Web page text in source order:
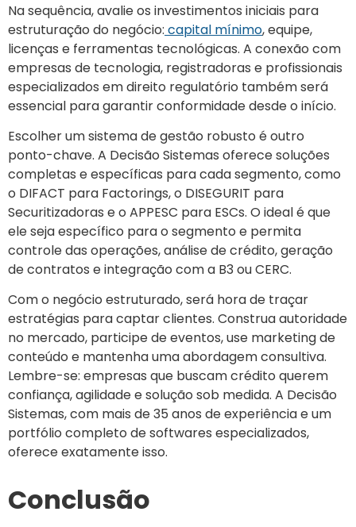
Na sequência, avalie os investimentos iniciais para
estruturação do negócio: capital mínimo, equipe,
licenças e ferramentas tecnológicas. A conexão com
empresas de tecnologia, registradoras e profissionais
especializados em direito regulatório também será
essencial para garantir conformidade desde o início.
Escolher um sistema de gestão robusto é outro
ponto-chave. A Decisão Sistemas oferece soluções
completas e específicas para cada segmento, como
o DIFACT para Factorings, o DISEGURIT para
Securitizadoras e o APPESC para ESCs. O ideal é que
ele seja específico para o segmento e permita
controle das operações, análise de crédito, geração
de contratos e integração com a B3 ou CERC.
Com o negócio estruturado, será hora de traçar
estratégias para captar clientes. Construa autoridade
no mercado, participe de eventos, use marketing de
conteúdo e mantenha uma abordagem consultiva.
Lembre-se: empresas que buscam crédito querem
confiança, agilidade e solução sob medida. A Decisão
Sistemas, com mais de 35 anos de experiência e um
portfólio completo de softwares especializados,
oferece exatamente isso.
Conclusão